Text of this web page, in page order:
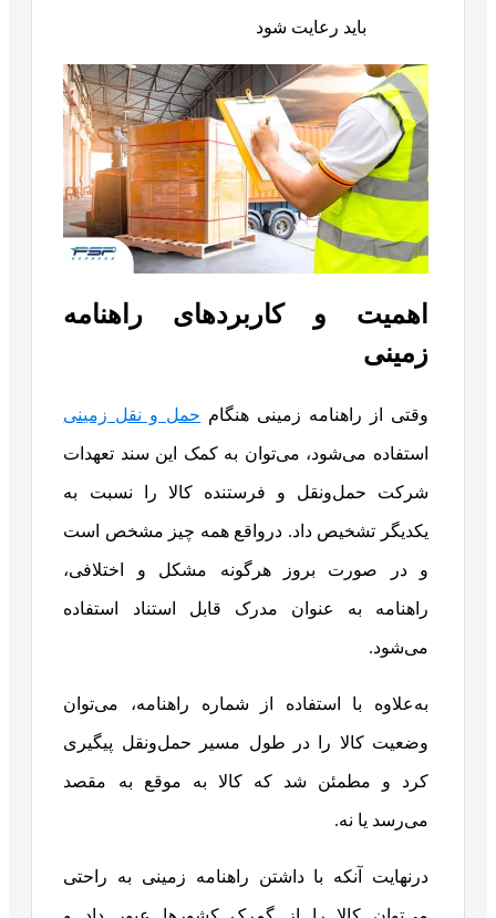
باید رعایت شود
اهمیت و کاربردهای راهنامه
زمینی
وقتی از راهنامه زمینی هنگام حمل و نقل زمینی
استفاده می‌شود، می‌توان به کمک این سند تعهدات
شرکت حمل‌و‌نقل و فرستنده کالا را نسبت به
یکدیگر تشخیص داد. درواقع همه چیز مشخص است
و در صورت بروز هرگونه مشکل و اختلافی،
راهنامه به عنوان مدرک قابل استناد استفاده
می‌شود.
به‌علاوه با استفاده از شماره راهنامه، می‌توان
وضعیت کالا را در طول مسیر حمل‌و‌نقل پیگیری
کرد و مطمئن شد که کالا به موقع به مقصد
می‌رسد یا نه.
درنهایت آنکه با داشتن راهنامه زمینی به راحتی